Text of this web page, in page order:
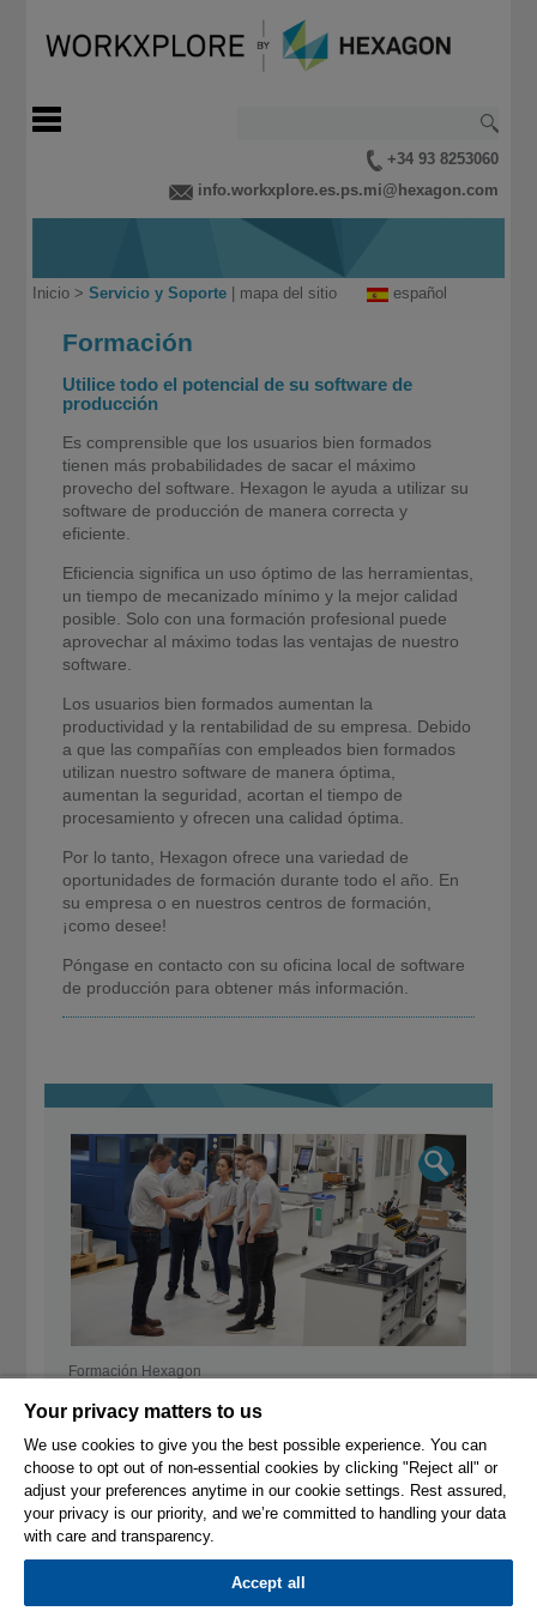
+34 93 8253060
info.workxplore.es.ps.mi@hexagon.com
Inicio> Servicio y Soporte| mapa del sitio español
Formación Hexagon
Formación
Utilice todo el potencial de su software de
producción
Es comprensible que los usuarios bien formados
tienen más probabilidades de sacar el máximo
provecho del software. Hexagon le ayuda a utilizar su
software de producción de manera correcta y
eficiente.
Eficiencia significa un uso óptimo de las herramientas,
un tiempo de mecanizado mínimo y la mejor calidad
posible. Solo con una formación profesional puede
aprovechar al máximo todas las ventajas de nuestro
software.
Los usuarios bien formados aumentan la
productividad y la rentabilidad de su empresa. Debido
a que las compañías con empleados bien formados
utilizan nuestro software de manera óptima,
aumentan la seguridad, acortan el tiempo de
procesamiento y ofrecen una calidad óptima.
Por lo tanto, Hexagon ofrece una variedad de
oportunidades de formación durante todo el año. En
su empresa o en nuestros centros de formación,
¡como desee!
Póngase en contacto con su oficina local de software
de producción para obtener más información.
© 2026 Hexagon AB and/or its subsidiaries.
Your privacy matters to us
We use cookies to give you the best possible experience. You can
choose to opt out of non-essential cookies by clicking "Reject all" or
adjust your preferences anytime in our cookie settings. Rest assured,
your privacy is our priority, and we’re committed to handling your data
with care and transparency.
Accept all